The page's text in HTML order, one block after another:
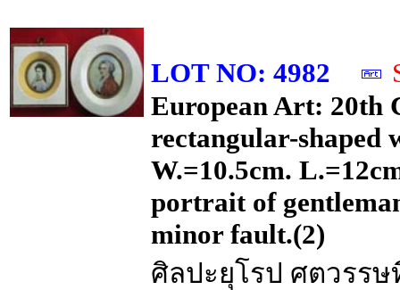
LOT NO: 4982
European Art: 20th
rectangular-shaped
W.=10.5cm.
portrait of
minor fault.(2)
ศิลปะยุโรป ศตวรร